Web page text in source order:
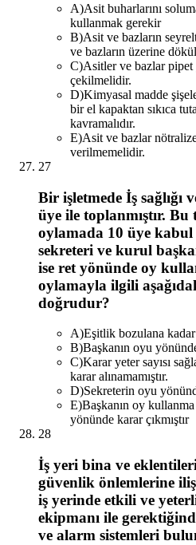
A)Asit buharlarını
kullanmak gerekir
B)Asit ve bazların
ve bazların üzerine
C)Asitler ve bazlar pipet
çekilmelidir.
D)Kimyasal madde
bir el kapaktan sıkıca
kavramalıdır.
E)Asit ve bazlar
verilmemelidir.
27
Bir işletmede İş
üye ile toplanmıştır. Bu
oylamada 10 üye
sekreteri ve kurul
ise ret yönünde oy
oylamayla ilgili
doğrudur?
A)Eşitlik bozulana
B)Başkanın oyu
C)Karar yeter sayısı
karar alınamamıştır.
D)Sekreterin oyu
E)Başkanın oy
yönünde karar çıkmıştır
28
İş yeri bina ve
güvenlik önlemlerine
iş yerinde etkili ve
ekipmanı ile
ve alarm sistemleri